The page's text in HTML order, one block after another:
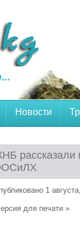
Новости
рассказали
1
для печати »